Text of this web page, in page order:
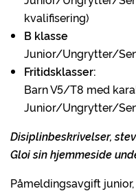
kvalifisering)
B klasse
Junior/Ungrytter/
Fritidsklasser:
Barn V5/T8 med
Junior/Ungrytter/
Disiplinbeskrivelser,
Gloi sin hjemmeside
Påmeldingsavgift